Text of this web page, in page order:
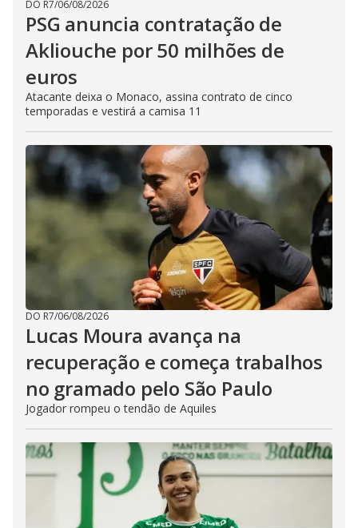
DO R7/06/08/2026
PSG anuncia contratação de
Akliouche por 50 milhões de
euros
Atacante deixa o Monaco, assina contrato de cinco
temporadas e vestirá a camisa 11
DO R7/06/08/2026
Lucas Moura avança na
recuperação e começa trabalhos
no gramado pelo São Paulo
Jogador rompeu o tendão de Aquiles